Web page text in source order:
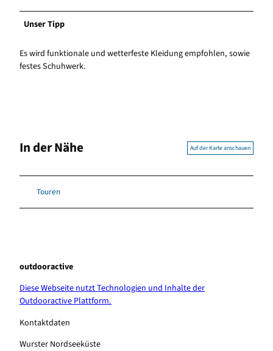
Unser Tipp
Es wird funktionale und wetterfeste Kleidung empfohlen, sowie
festes Schuhwerk.
In der Nähe Auf der Karte anschauen
Touren
outdooractive
Diese Webseite nutzt Technologien und Inhalte der
Outdooractive Plattform.
Kontaktdaten
Wurster Nordseeküste